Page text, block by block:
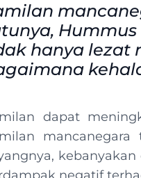
hanya lezat
dapat